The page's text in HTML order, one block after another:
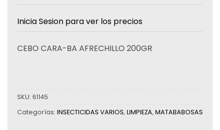
Inicia Sesion para ver los precios
CEBO CARA-BA AFRECHILLO 200GR
SKU: 61145
Categorías: INSECTICIDAS VARIOS, LIMPIEZA, MATABABOSAS